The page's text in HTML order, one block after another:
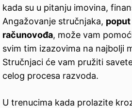
kada su u pitanju imovina,
Angažovanje stručnjaka, poput
računovođa, može vam
svim tim izazovima na najbolji
Stručnjaci će vam pružiti
celog procesa razvoda.
U trenucima kada prolazite